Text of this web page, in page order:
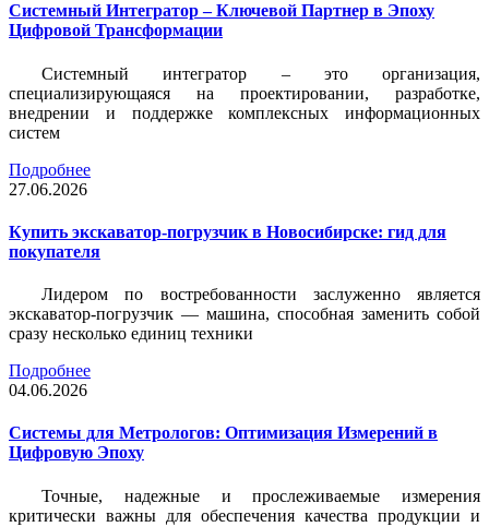
Системный Интегратор – Ключевой Партнер в Эпоху
Цифровой Трансформации
Системный интегратор – это организация,
специализирующаяся на проектировании, разработке,
внедрении и поддержке комплексных информационных
систем
Подробнее
27.06.2026
Купить экскаватор-погрузчик в Новосибирске: гид для
покупателя
Лидером по востребованности заслуженно является
экскаватор-погрузчик — машина, способная заменить собой
сразу несколько единиц техники
Подробнее
04.06.2026
Системы для Метрологов: Оптимизация Измерений в
Цифровую Эпоху
Точные, надежные и прослеживаемые измерения
критически важны для обеспечения качества продукции и